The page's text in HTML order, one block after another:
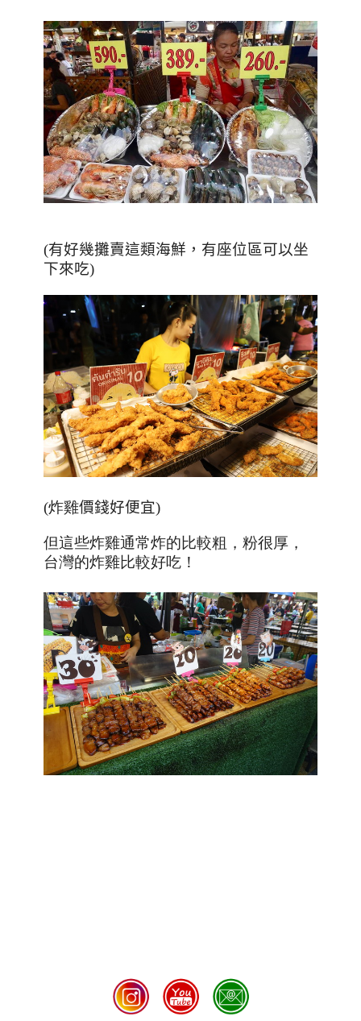
(有好幾攤賣這類海鮮，有座位區可以坐
下來吃)
(炸雞價錢好便宜)
但這些炸雞通常炸的比較粗，粉很厚，
台灣的炸雞比較好吃！